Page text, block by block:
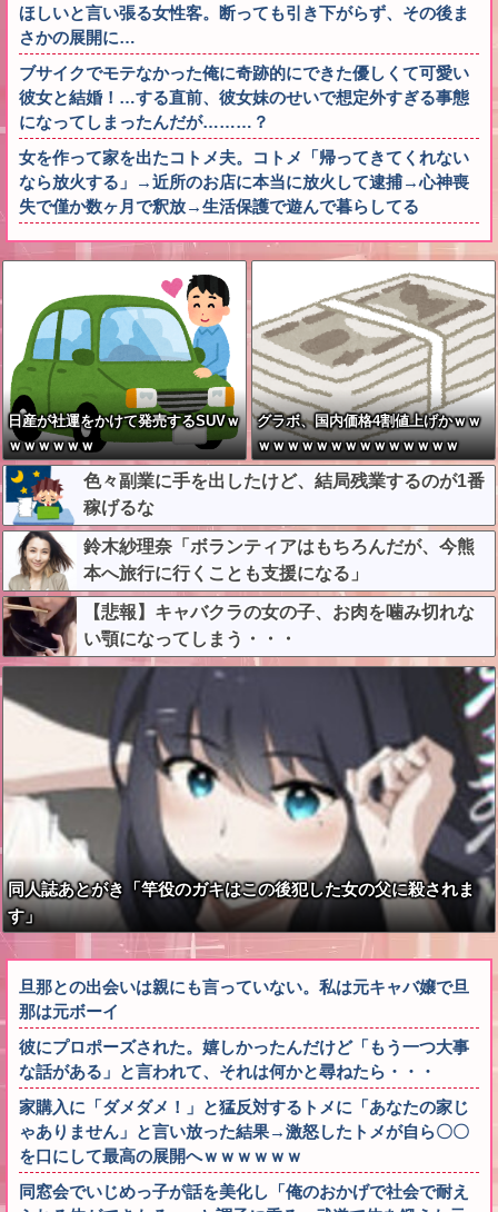
ほしいと言い張る女性客。断っても引き下がらず、その後ま
さかの展開に…
ブサイクでモテなかった俺に奇跡的にできた優しくて可愛い
彼女と結婚！…する直前、彼女妹のせいで想定外すぎる事態
になってしまったんだが………？
女を作って家を出たコトメ夫。コトメ「帰ってきてくれない
なら放火する」→近所のお店に本当に放火して逮捕→心神喪
失で僅か数ヶ月で釈放→生活保護で遊んで暮らしてる
日産が社運をかけて発売するSUVｗ
ｗｗｗｗｗｗ
グラボ、国内価格4割値上げかｗｗ
ｗｗｗｗｗｗｗｗｗｗｗｗｗｗ
色々副業に手を出したけど、結局残業するのが1番
稼げるな
鈴木紗理奈「ボランティアはもちろんだが、今熊
本へ旅行に行くことも支援になる」
【悲報】キャバクラの女の子、お肉を噛み切れな
い顎になってしまう・・・
同人誌あとがき「竿役のガキはこの後犯した女の父に殺されま
す」
旦那との出会いは親にも言っていない。私は元キャバ嬢で旦
那は元ボーイ
彼にプロポーズされた。嬉しかったんだけど「もう一つ大事
な話がある」と言われて、それは何かと尋ねたら・・・
家購入に「ダメダメ！」と猛反対するトメに「あなたの家じ
ゃありません」と言い放った結果→激怒したトメが自ら〇〇
を口にして最高の展開へｗｗｗｗｗｗ
同窓会でいじめっ子が話を美化し「俺のおかげで社会で耐え